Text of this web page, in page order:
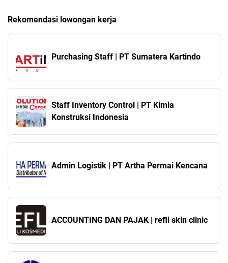
Rekomendasi lowongan kerja
Purchasing Staff | PT Sumatera Kartindo
Staff Inventory Control | PT Kimia
Konstruksi Indonesia
Admin Logistik | PT Artha Permai Kencana
ACCOUNTING DAN PAJAK | refli skin clinic